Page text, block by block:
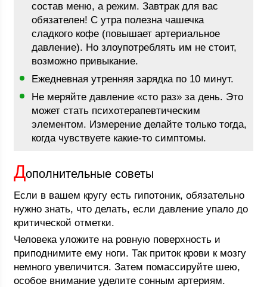
состав меню, а режим. Завтрак для вас
обязателен! С утра полезна чашечка
сладкого кофе (повышает артериальное
давление). Но злоупотреблять им не стоит,
возможно привыкание.
Ежедневная утренняя зарядка по 10 минут.
Не меряйте давление «сто раз» за день. Это
может стать психотерапевтическим
элементом. Измерение делайте только тогда,
когда чувствуете какие-то симптомы.
Дополнительные советы
Если в вашем кругу есть гипотоник, обязательно
нужно знать, что делать, если давление упало до
критической отметки.
Человека уложите на ровную поверхность и
приподнимите ему ноги. Так приток крови к мозгу
немного увеличится. Затем помассируйте шею,
особое внимание уделите сонным артериям.